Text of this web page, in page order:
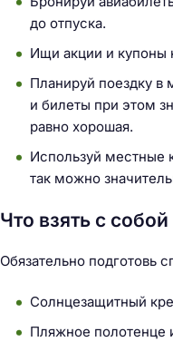
до отпуска.
Ищи акции и купоны
Планируй поездку
и билеты при этом
равно хорошая.
Используй местные
так можно
Что взять с
Обязательно подготовь
Солнцезащитный
Пляжное полотенце